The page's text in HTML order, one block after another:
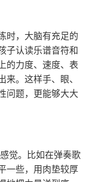
时，大脑有充足的
子认读乐谱音符和
的力度、速度、表
。这样手、眼、
问题，更能够大大
觉。比如在弹奏歌
一些，用肉垫较厚